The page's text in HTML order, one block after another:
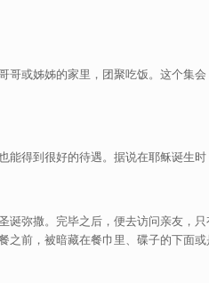
或姊姊的家里，团聚吃饭。这个集
得到很好的待遇。据说在耶稣诞生
弥撒。完毕之后，便去访问亲友，
前，被暗藏在餐巾里、碟子的下面